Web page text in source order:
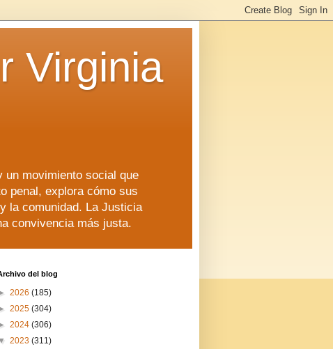
Virginia
un movimiento social que
penal, explora cómo sus
la comunidad. La Justicia
convivencia más justa.
del blog
2026 (185)
2025 (304)
2024 (306)
2023 (311)